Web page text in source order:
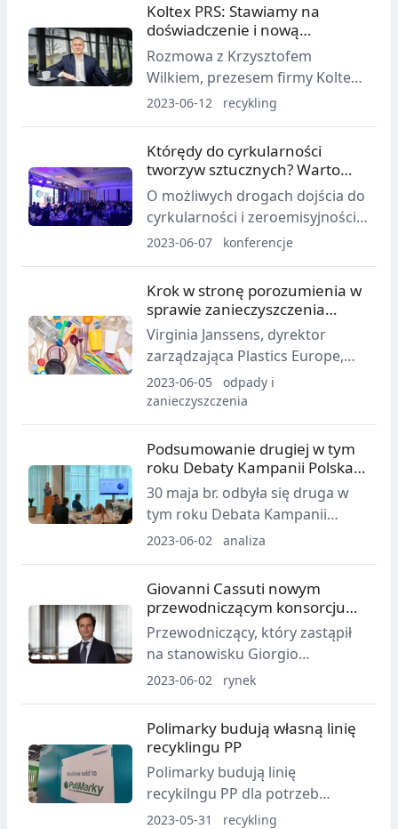
Koltex PRS: Stawiamy na
doświadczenie i nową
technologię
Rozmowa z Krzysztofem
Wilkiem, prezesem firmy Koltex
Recycling Systems
2023-06-12 recykling
Którędy do cyrkularności
tworzyw sztucznych? Warto
posłuchać branży
O możliwych drogach dojścia do
cyrkularności i zeroemisyjności
w kontekście aktualnej sytuacji
dyskutowali przedstawiciele
producentów, brandownerów i
recyklerów podczas drugiej
edycji Polish Circular Forum.
2023-06-07 konferencje
Krok w stronę porozumienia w
sprawie zanieczyszczenia
tworzywami sztucznymi
Virginia Janssens, dyrektor
zarządzająca Plastics Europe,
komentuje wnioski z obrad
drugiego Międzyrządowego
Komitetu Negocjacyjnego (INC-2)
dotyczącego globalnego
porozumienia w sprawie
zanieczyszczenia tworzywami
sztucznymi.
2023-06-05
odpady i
zanieczyszczenia
Podsumowanie drugiej w tym
roku Debaty Kampanii Polska
Chemia
30 maja br. odbyła się druga w
tym roku Debata Kampanii
Polska Chemia, zorganizowana
oraz analizowali wpływ
aktualnych planów klimatyczno-
energetycznych UE na przemysł
chemiczny w Polsce.
2023-06-02 analiza
Giovanni Cassuti nowym
przewodniczącym konsorcjum
Corepla
Przewodniczący, który zastąpił
na stanowisku Giorgio
Quagliuolo, został wybrany w
2023-06-02 rynek
Polimarky budują własną linię
recyklingu PP
Polimarky budują linię
recykilngu PP dla potrzeb
własnych. Nowy rozdrabniacz
2023-05-31 recykling